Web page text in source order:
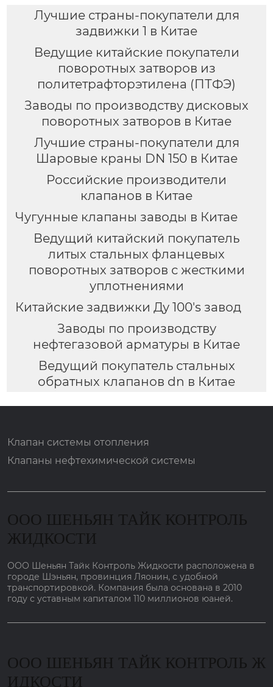
Лучшие страны-покупатели для
задвижки 1 в Китае
Ведущие китайские покупатели
поворотных затворов из
политетрафторэтилена (ПТФЭ)
Заводы по производству дисковых
поворотных затворов в Китае
Лучшие страны-покупатели для
Шаровые краны DN 150 в Китае
Российские производители
клапанов в Китае
Чугунные клапаны заводы в Китае
Ведущий китайский покупатель
литых стальных фланцевых
поворотных затворов с жесткими
уплотнениями
Китайские задвижки Ду 100's завод
Заводы по производству
нефтегазовой арматуры в Китае
Ведущий покупатель стальных
обратных клапанов dn в Китае
Клапан системы отопления
Клапаны нефтехимической системы
ООО ШЕНЬЯН ТАЙК КОНТРОЛЬ
ЖИДКОСТИ
ООО Шеньян Тайк Контроль Жидкости расположена в
городе Шэньян, провинция Ляонин, с удобной
транспортировкой. Компания была основана в 2010
году с уставным капиталом 110 миллионов юаней.
ООО ШЕНЬЯН ТАЙК КОНТРОЛЬ Ж
ИДКОСТИ